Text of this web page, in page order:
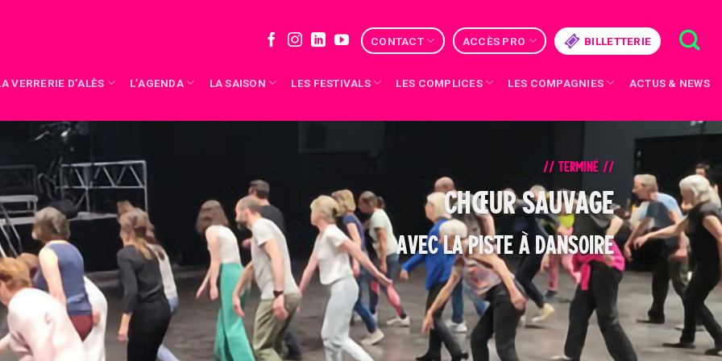
CONTACT ACCÈS PRO BILLETTERIE
VERRERIE D’ALÈS L’AGENDA LA SAISON LES FESTIVALS LES COMPLICES LES COMPAGNIES ACTUS & NEWS
// TERMINÉ //
CHŒUR SAUVAGE
AVEC LA PISTE À DANSOIRE